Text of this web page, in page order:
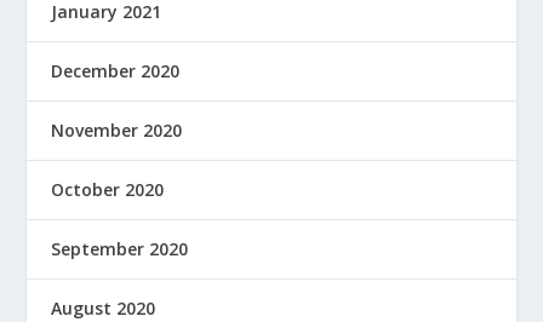
January 2021
December 2020
November 2020
October 2020
September 2020
August 2020